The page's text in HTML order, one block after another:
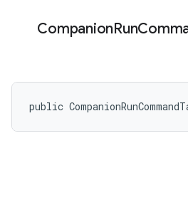
CompanionRun
public